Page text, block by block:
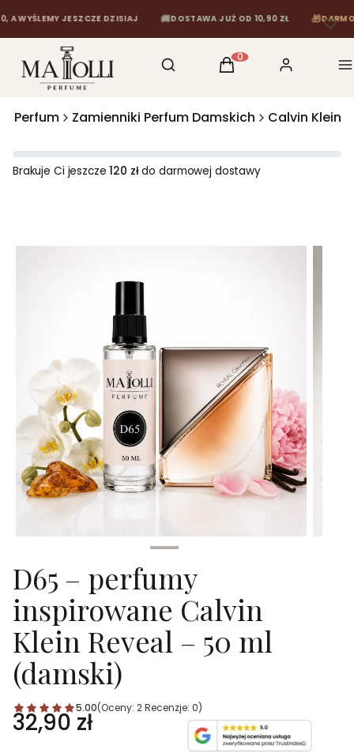
JESZCZE DZISIAJ 🚚 DOSTAWA JUŻ OD 10,90 ZŁ 🎁 DARMOWA
Otwórz wyszukiwarkę
Szukaj Produkty w koszyku:
Koszyk Zaloguj się
Perfum Zamienniki Perfum Damskich Calvin Klein
Brakuje Ci jeszcze120 złdo darmowej dostawy
D65 – perfumy
inspirowane Calvin
Klein Reveal – 50 ml
(damski)
5.00(Oceny: 2 Recenzje: 0)
Cena
32,90 zł